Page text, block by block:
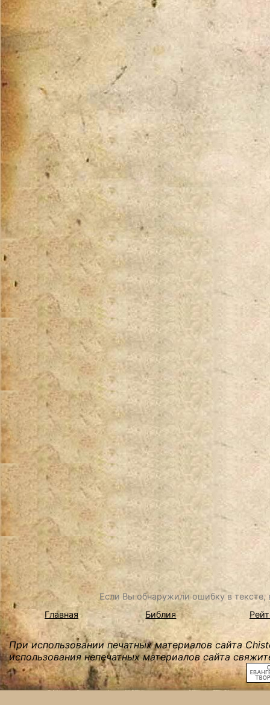
Если Вы обнаружили ошибку в
Главная
Библия
При использовании печатных материалов сайта
использования непечатных материалов сайта